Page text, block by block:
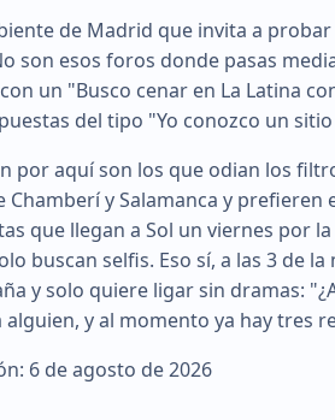
de Madrid que invita a
son esos foros donde pasas
un "Busco cenar en La Latina
del tipo "Yo conozco un
por aquí son los que odian los
y Salamanca y prefieren
que llegan a Sol un viernes por
buscan selfis. Eso sí, a las 3 de
y solo quiere ligar sin dramas:
y al momento ya hay tres
6 de agosto de 2026